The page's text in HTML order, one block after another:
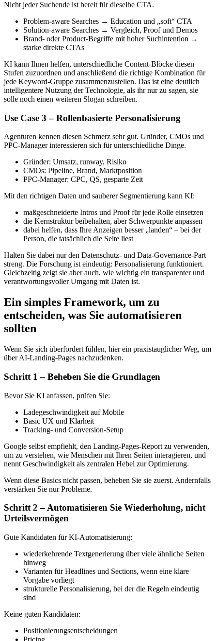
Nicht jeder Suchende ist bereit für dieselbe CTA.
Problem-aware Searches → Education und „soft“ CTA
Solution-aware Searches → Vergleich, Proof und Demos
Brand- oder Product-Begriffe mit hoher Suchintention →
starke direkte CTAs
KI kann Ihnen helfen, unterschiedliche Content-Blöcke diesen
Stufen zuzuordnen und anschließend die richtige Kombination für
jede Keyword-Gruppe zusammenzustellen. Das ist eine deutlich
intelligentere Nutzung der Technologie, als ihr nur zu sagen, sie
solle noch einen weiteren Slogan schreiben.
Use Case 3 – Rollenbasierte Personalisierung
Agenturen kennen diesen Schmerz sehr gut. Gründer, CMOs und
PPC-Manager interessieren sich für unterschiedliche Dinge.
Gründer: Umsatz, runway, Risiko
CMOs: Pipeline, Brand, Marktposition
PPC-Manager: CPC, QS, gesparte Zeit
Mit den richtigen Daten und sauberer Segmentierung kann KI:
maßgeschneiderte Intros und Proof für jede Rolle einsetzen
die Kernstruktur beibehalten, aber Schwerpunkte anpassen
dabei helfen, dass Ihre Anzeigen besser „landen“ – bei der
Person, die tatsächlich die Seite liest
Halten Sie dabei nur den Datenschutz- und Data-Governance-Part
streng. Die Forschung ist eindeutig: Personalisierung funktioniert.
Gleichzeitig zeigt sie aber auch, wie wichtig ein transparenter und
verantwortungsvoller Umgang mit Daten ist.
Ein simples Framework, um zu
entscheiden, was Sie automatisieren
sollten
Wenn Sie sich überfordert fühlen, hier ein praxistauglicher Weg, um
über AI-Landing-Pages nachzudenken.
Schritt 1 – Beheben Sie die Grundlagen
Bevor Sie KI anfassen, prüfen Sie:
Ladegeschwindigkeit auf Mobile
Basic UX und Klarheit
Tracking- und Conversion-Setup
Google selbst empfiehlt, den Landing-Pages-Report zu verwenden,
um zu verstehen, wie Menschen mit Ihren Seiten interagieren, und
nennt Geschwindigkeit als zentralen Hebel zur Optimierung.
Wenn diese Basics nicht passen, beheben Sie sie zuerst. Andernfalls
verstärken Sie nur Probleme.
Schritt 2 – Automatisieren Sie Wiederholung, nicht
Urteilsvermögen
Gute Kandidaten für KI-Automatisierung:
wiederkehrende Textgenerierung über viele ähnliche Seiten
hinweg
Varianten für Headlines und Sections, wenn eine klare
Vorgabe vorliegt
strukturelle Personalisierung, bei der die Regeln eindeutig
sind
Keine guten Kandidaten:
Positionierungsentscheidungen